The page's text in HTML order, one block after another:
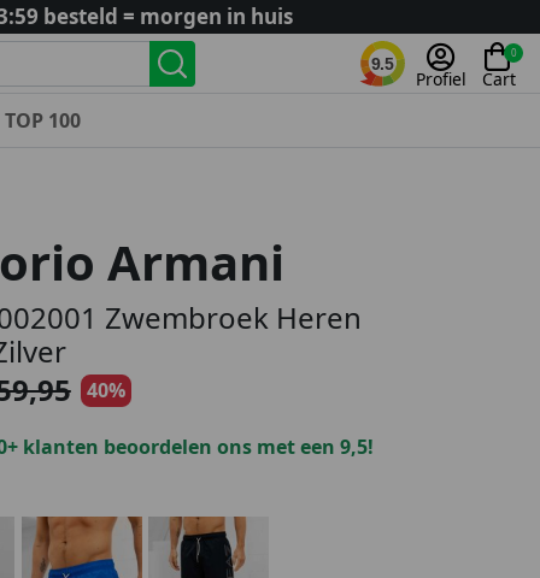
besteld = morgen in huis
9.5
Profiel
0
Cart
Algerije
Argentinië
België
Frankrijk
Kroatië
Marokko
TOP 100
Armani
Zwembroek Heren
40%
klanten beoordelen ons met een 9,5!